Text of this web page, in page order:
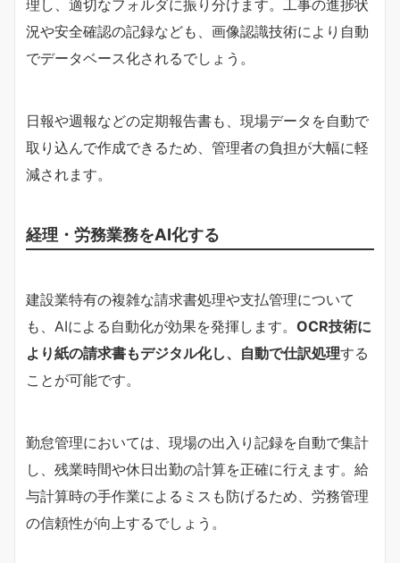
理し、適切なフォルダに振り分けます。工事の進捗状
況や安全確認の記録なども、画像認識技術により自動
でデータベース化されるでしょう。
日報や週報などの定期報告書も、現場データを自動で
取り込んで作成できるため、管理者の負担が大幅に軽
減されます。
経理・労務業務をAI化する
建設業特有の複雑な請求書処理や支払管理について
も、AIによる自動化が効果を発揮します。 OCR技術に
より紙の請求書もデジタル化し、自動で仕訳処理する
ことが可能です。
勤怠管理においては、現場の出入り記録を自動で集計
し、残業時間や休日出勤の計算を正確に行えます。給
与計算時の手作業によるミスも防げるため、労務管理
の信頼性が向上するでしょう。